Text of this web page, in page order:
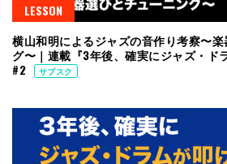
LESSON
横山和明によるジャズの音作り考察〜
グ〜｜連載『3年後、確実にジャズ・ド
#2
サブスク